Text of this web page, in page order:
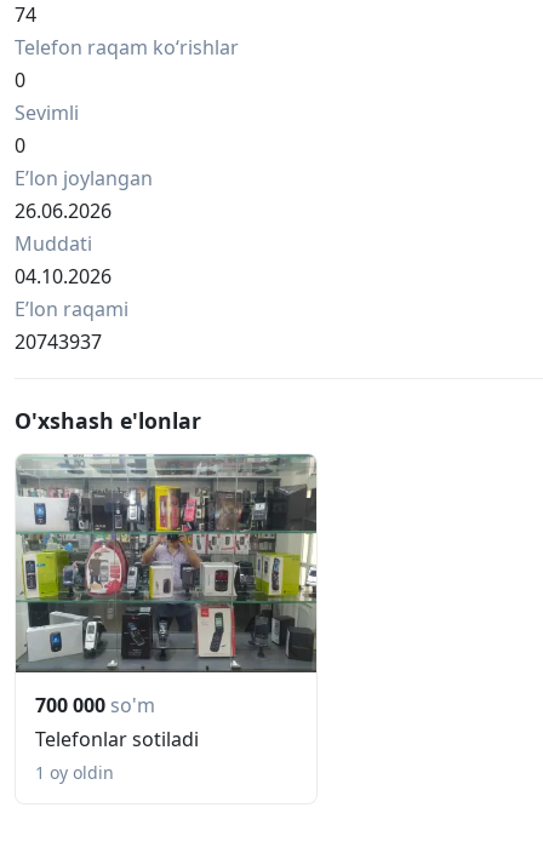
74
Telefon raqam ko‘rishlar
0
Sevimli
0
Eʼlon joylangan
26.06.2026
Muddati
04.10.2026
Eʼlon raqami
20743937
O'xshash e'lonlar
700 000 so'm
Telefonlar sotiladi
1 oy oldin